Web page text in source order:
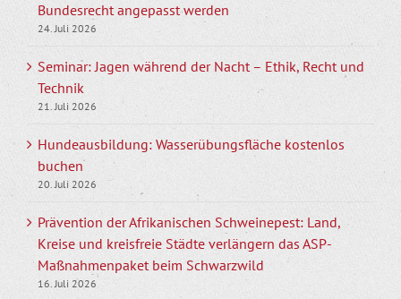
Bundesrecht angepasst werden
24. Juli 2026
Seminar: Jagen während der Nacht – Ethik, Recht und
Technik
21. Juli 2026
Hundeausbildung: Wasserübungsfläche kostenlos
buchen
20. Juli 2026
Prävention der Afrikanischen Schweinepest: Land,
Kreise und kreisfreie Städte verlängern das ASP-
Maßnahmenpaket beim Schwarzwild
16. Juli 2026